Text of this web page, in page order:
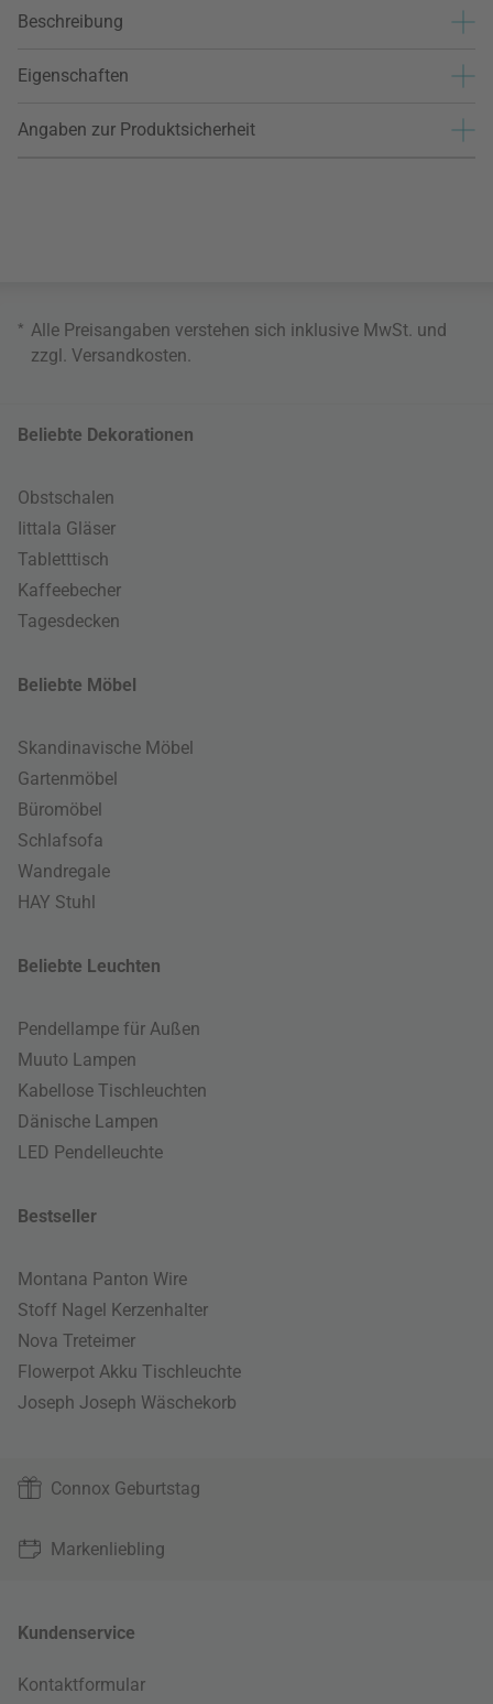
Beschreibung
Eigenschaften
Angaben zur Produktsicherheit
* Alle Preisangaben verstehen sich inklusive MwSt. und
zzgl. Versandkosten
Beliebte Dekorationen
Obstschalen
Iittala Gläser
Tabletttisch
Kaffeebecher
Tagesdecken
Beliebte Möbel
Skandinavische Möbel
Gartenmöbel
Büromöbel
Schlafsofa
Wandregale
HAY Stuhl
Beliebte Leuchten
Pendellampe für Außen
Muuto Lampen
Kabellose Tischleuchten
Dänische Lampen
LED Pendelleuchte
Bestseller
Montana Panton Wire
Stoff Nagel Kerzenhalter
Nova Treteimer
Flowerpot Akku Tischleuchte
Joseph Joseph Wäschekorb
Connox Geburtstag
Markenliebling
Kundenservice
Kontaktformular